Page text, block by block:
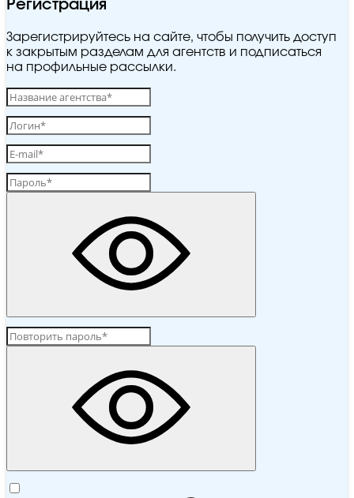
Регистрация
Зарегистрируйтесь на сайте, чтобы получить доступ
к закрытым разделам для агентств и подписаться
на профильные рассылки.